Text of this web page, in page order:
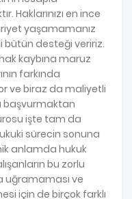
Haklarınızı en ince
yaşamamanız
bütün desteği veririz.
kaybına maruz
farkında
ve biraz da maliyetli
başvurmaktan
işte tam da
sürecin sonuna
anlamda hukuk
bu zorlu
uğramaması ve
için de birçok farklı